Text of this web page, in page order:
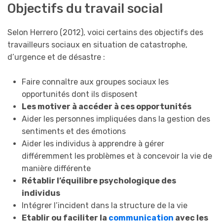
Objectifs du travail social
Selon Herrero (2012), voici certains des objectifs des
travailleurs sociaux en situation de catastrophe,
d’urgence et de désastre :
Faire connaître aux groupes sociaux les
opportunités dont ils disposent
Les motiver à accéder à ces opportunités
Aider les personnes impliquées dans la gestion des
sentiments et des émotions
Aider les individus à apprendre à gérer
différemment les problèmes et à concevoir la vie de
manière différente
Rétablir l’équilibre psychologique des
individus
Intégrer l’incident dans la structure de la vie
Etablir ou faciliter la communication avec les